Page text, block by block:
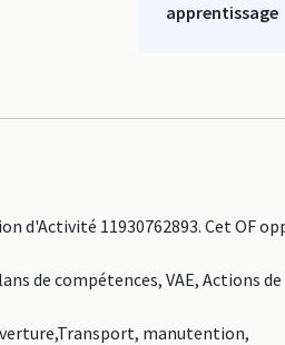
apprentissage
d'Activité 11930762893. Cet OF
de compétences, VAE, Actions
manutention,